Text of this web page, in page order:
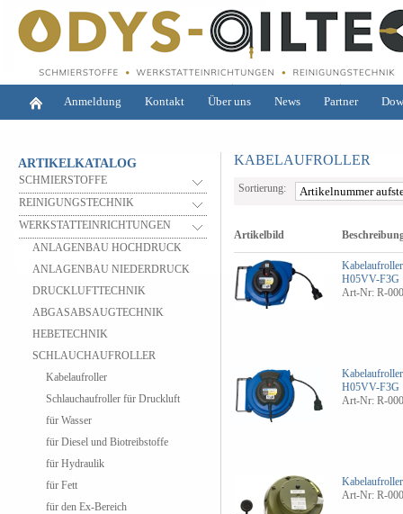
Anmeldung Kontakt Über uns News Partner
ARTIKELKATALOG
SCHMIERSTOFFE
REINIGUNGSTECHNIK
WERKSTATTEINRICHTUNGEN
ANLAGENBAU HOCHDRUCK
ANLAGENBAU NIEDERDRUCK
DRUCKLUFTTECHNIK
ABGASABSAUGTECHNIK
HEBETECHNIK
SCHLAUCHAUFROLLER
Kabelaufroller
Schlauchaufroller für Druckluft
für Wasser
für Diesel und Biotreibstoffe
für Hydraulik
für Fett
für den Ex-Bereich
KABELAUFROLLER
Sortierung:
Artikelbild
H05VV-F3G
Art-Nr: R-
H05VV-F3G
Art-Nr: R-
Art-Nr: R-